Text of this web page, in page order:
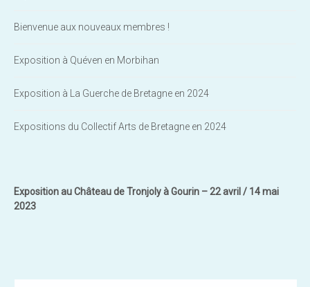
Bienvenue aux nouveaux membres !
Exposition à Quéven en Morbihan
Exposition à La Guerche de Bretagne en 2024
Expositions du Collectif Arts de Bretagne en 2024
Exposition au Château de Tronjoly à Gourin – 22 avril / 14 mai
2023